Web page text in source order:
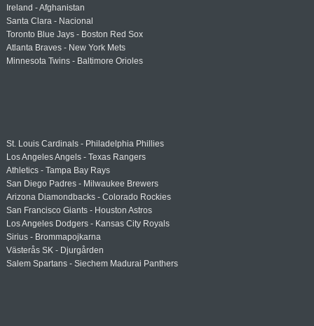
Ireland - Afghanistan
Santa Clara - Nacional
Toronto Blue Jays - Boston Red Sox
Atlanta Braves - New York Mets
Minnesota Twins - Baltimore Orioles
St. Louis Cardinals - Philadelphia Phillies
Los Angeles Angels - Texas Rangers
Athletics - Tampa Bay Rays
San Diego Padres - Milwaukee Brewers
Arizona Diamondbacks - Colorado Rockies
San Francisco Giants - Houston Astros
Los Angeles Dodgers - Kansas City Royals
Sirius - Brommapojkarna
Västerås SK - Djurgården
Salem Spartans - Siechem Madurai Panthers